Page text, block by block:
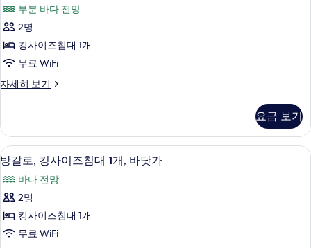
전
망
사
진
모
기
개,
정
전
망
세
디
오,
킹
이
침
대
1
개,
부
분
바
부분 바다 전망
2명
킹사이즈침대 1개
무료 WiFi
자세히 보기
스
킹
사
이
즈
침
대
개,
부
요금 보기
방
갈
로,
킹
사
1
방갈로, 킹사이즈침대 1개, 바닷가
바다 전망
2명
킹사이즈침대 1개
무료 WiFi